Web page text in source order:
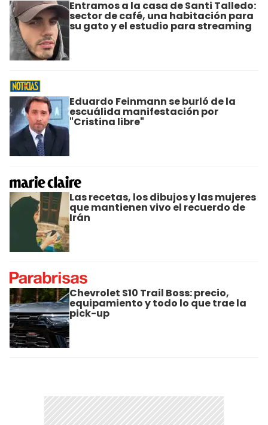
Entramos a la casa de Santi Talledo:
sector de café, una habitación para
su gato y el estudio para streaming
Eduardo Feinmann se burló de la
escuálida manifestación por
"Cristina libre"
Las recetas, los dibujos y las mujeres
que mantienen vivo el recuerdo de
Irán
Chevrolet S10 Trail Boss: precio,
equipamiento y todo lo que trae la
pick-up